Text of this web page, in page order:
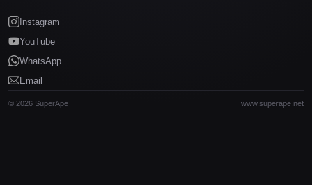
Instagram
YouTube
WhatsApp
Email
© 2026 SuperApe www.superape.net